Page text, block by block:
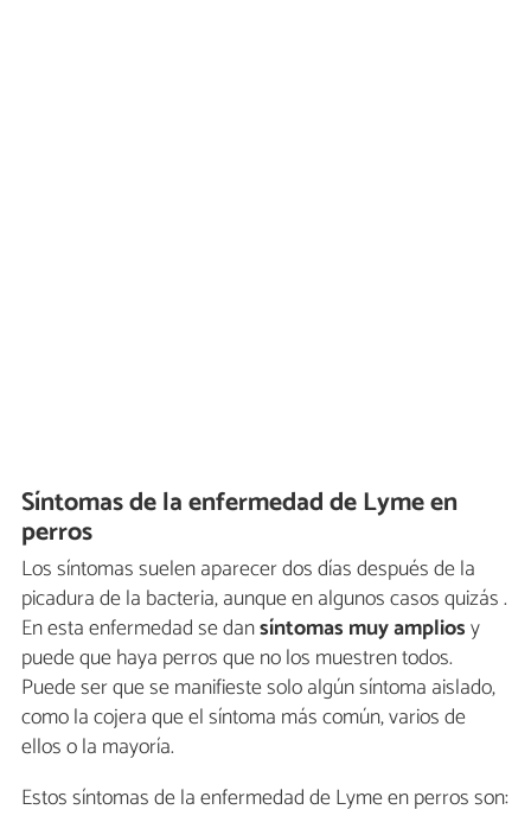
Síntomas de la enfermedad de Lyme en
perros
Los síntomas suelen aparecer dos días después de la
picadura de la bacteria, aunque en algunos casos quizás .
En esta enfermedad se dansíntomas muy ampliosy
puede que haya perros que no los muestren todos.
Puede ser que se manifieste solo algún síntoma aislado,
como la cojera que el síntoma más común, varios de
ellos o la mayoría.
Estos síntomas de la enfermedad de Lyme en perros son: